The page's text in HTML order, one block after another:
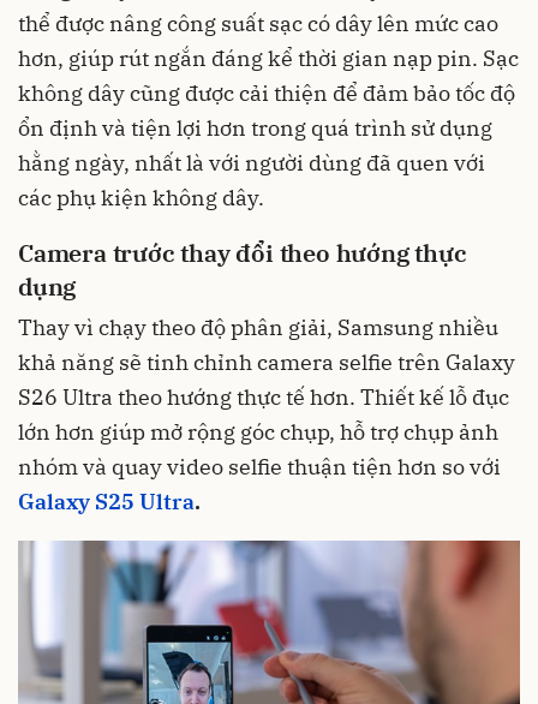
thể được nâng công suất sạc có dây lên mức cao
hơn, giúp rút ngắn đáng kể thời gian nạp pin. Sạc
không dây cũng được cải thiện để đảm bảo tốc độ
ổn định và tiện lợi hơn trong quá trình sử dụng
hằng ngày, nhất là với người dùng đã quen với
các phụ kiện không dây.
Camera trước thay đổi theo hướng thực
dụng
Thay vì chạy theo độ phân giải, Samsung nhiều
khả năng sẽ tinh chỉnh camera selfie trên Galaxy
S26 Ultra theo hướng thực tế hơn. Thiết kế lỗ đục
lớn hơn giúp mở rộng góc chụp, hỗ trợ chụp ảnh
nhóm và quay video selfie thuận tiện hơn so với
Galaxy S25 Ultra.